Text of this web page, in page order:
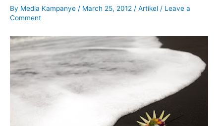
By Media Kampanye / March 25, 2012 / Artikel / Leave a
Comment